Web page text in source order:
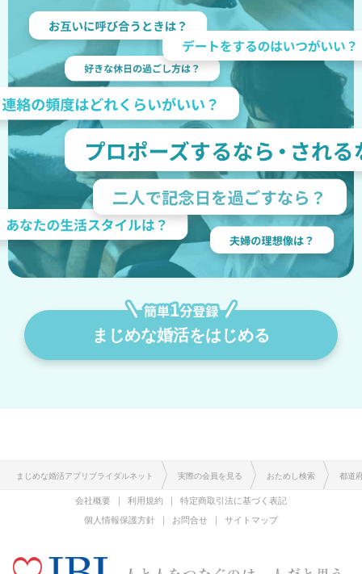
まじめな婚活をはじめる
まじめな婚活アプリブライダルネット 実際の会員を見る おためし検索 都道
会社概要 利用規約
特定商取引法に基づく表記
個人情報保護方針
お問合せ サイトマップ